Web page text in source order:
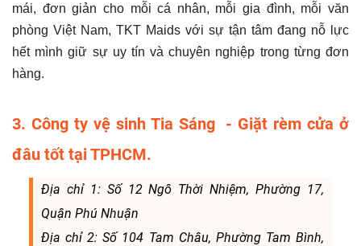
mái, đơn giản cho mỗi cá nhân, mỗi gia đình, mỗi văn
phòng Việt Nam, TKT Maids với sự tận tâm đang nỗ lực
hết mình giữ sự uy tín và chuyên nghiệp trong từng đơn
hàng.
3. Công ty vệ sinh Tia Sáng - Giặt rèm cửa ở
đâu tốt tại TPHCM.
Địa chỉ 1: Số 12 Ngô Thời Nhiệm, Phường 17,
Quận Phú Nhuận
Địa chỉ 2: Số 104 Tam Châu, Phường Tam Bình,